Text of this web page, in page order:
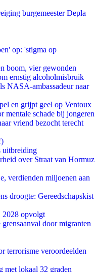
burgemeester Depla
op: 'stigma op
boom, vier gewonden
ernstig alcoholmisbruik
NASA-ambassadeur naar
en grijpt geel op Ventoux
mentale schade bij jongeren
vriend bezocht terecht
uitbreiding
over Straat van Hormuz
verdienden miljoenen aan
droogte: Gereedschapskist
2028 opvolgt
door migranten
terrorisme veroordeelden
met lokaal 32 graden